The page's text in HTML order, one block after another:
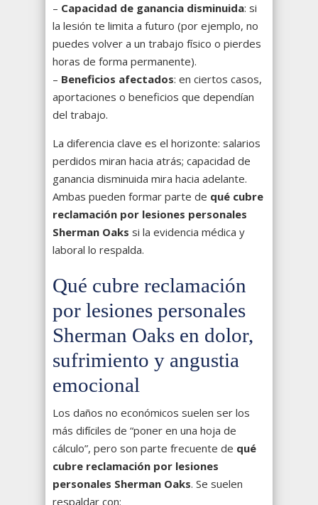
– Capacidad de ganancia disminuida: si
la lesión te limita a futuro (por ejemplo, no
puedes volver a un trabajo físico o pierdes
horas de forma permanente).
– Beneficios afectados: en ciertos casos,
aportaciones o beneficios que dependían
del trabajo.
La diferencia clave es el horizonte: salarios
perdidos miran hacia atrás; capacidad de
ganancia disminuida mira hacia adelante.
Ambas pueden formar parte de qué cubre
reclamación por lesiones personales
Sherman Oaks si la evidencia médica y
laboral lo respalda.
Qué cubre reclamación
por lesiones personales
Sherman Oaks en dolor,
sufrimiento y angustia
emocional
Los daños no económicos suelen ser los
más difíciles de “poner en una hoja de
cálculo”, pero son parte frecuente de qué
cubre reclamación por lesiones
personales Sherman Oaks. Se suelen
respaldar con: